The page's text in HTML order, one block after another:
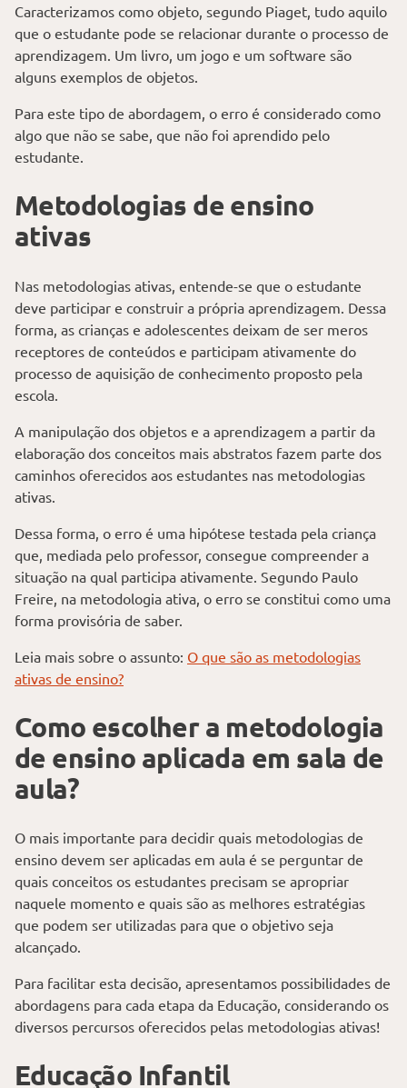
Caracterizamos como objeto, segundo Piaget, tudo aquilo
que o estudante pode se relacionar durante o processo de
aprendizagem. Um livro, um jogo e um software são
alguns exemplos de objetos.
Para este tipo de abordagem, o erro é considerado como
algo que não se sabe, que não foi aprendido pelo
estudante.
Metodologias de ensino
ativas
Nas metodologias ativas, entende-se que o estudante
deve participar e construir a própria aprendizagem. Dessa
forma, as crianças e adolescentes deixam de ser meros
receptores de conteúdos e participam ativamente do
processo de aquisição de conhecimento proposto pela
escola.
A manipulação dos objetos e a aprendizagem a partir da
elaboração dos conceitos mais abstratos fazem parte dos
caminhos oferecidos aos estudantes nas metodologias
ativas.
Dessa forma, o erro é uma hipótese testada pela criança
que, mediada pelo professor, consegue compreender a
situação na qual participa ativamente. Segundo Paulo
Freire, na metodologia ativa, o erro se constitui como uma
forma provisória de saber.
Leia mais sobre o assunto: O que são as metodologias
ativas de ensino?
Como escolher a metodologia
de ensino aplicada em sala de
aula?
O mais importante para decidir quais metodologias de
ensino devem ser aplicadas em aula é se perguntar de
quais conceitos os estudantes precisam se apropriar
naquele momento e quais são as melhores estratégias
que podem ser utilizadas para que o objetivo seja
alcançado.
Para facilitar esta decisão, apresentamos possibilidades de
abordagens para cada etapa da Educação, considerando os
diversos percursos oferecidos pelas metodologias ativas!
Educação Infantil